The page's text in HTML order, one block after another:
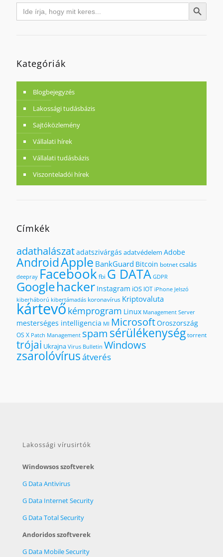
Search
for: Search Button
Kategóriák
Blogbejegyzés
Lakossági tudásbázis
Sajtóközlemény
Vállalati hírek
Vállalati tudásbázis
Viszonteladói hírek
Címkék
adathalászatadatszivárgás adatvédelem Adobe
AndroidApple BankGuard Bitcoin botnetcsalás
deepray Facebookfbi G DATA GDPR
Googlehacker Instagram iOS IOT iPhone Jelszó
kiberháború kibertámadás koronavírus Kriptovaluta
kártevő kémprogram Linux Management Server
mesterséges intelligencia MI MicrosoftOroszország
OS X Patch Management spam sérülékenységtorrent
trójai Ukrajna Virus Bulletin Windows
zsarolóvírusátverés
Lakossági vírusirtók
Windowsos szoftverek
G Data Antivirus
G Data Internet Security
G Data Total Security
Andoridos szoftverek
G Data Mobile Security